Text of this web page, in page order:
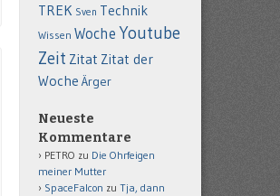
TREK Sven Technik
Wissen Woche Youtube
Zeit Zitat Zitat der
Woche Ärger
Neueste
Kommentare
PETRO zu Die Ohrfeigen
meiner Mutter
SpaceFalcon zu Tja, dann